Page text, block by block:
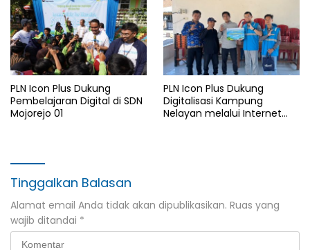
PLN Icon Plus Dukung
Pembelajaran Digital di SDN
Mojorejo 01
PLN Icon Plus Dukung
Digitalisasi Kampung
Nelayan melalui Internet
Tinggalkan Balasan
Alamat email Anda tidak akan dipublikasikan. Ruas yang
wajib ditandai *